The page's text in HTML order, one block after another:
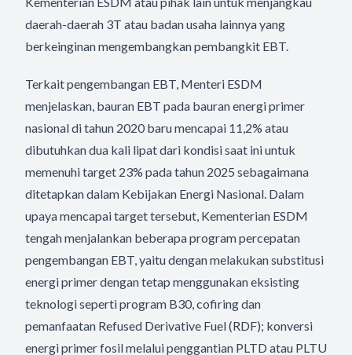
daerah-daerah 3T atau badan usaha lainnya yang
berkeinginan mengembangkan pembangkit EBT.
Terkait pengembangan EBT, Menteri ESDM
menjelaskan, bauran EBT pada bauran energi primer
nasional di tahun 2020 baru mencapai 11,2% atau
dibutuhkan dua kali lipat dari kondisi saat ini untuk
memenuhi target 23% pada tahun 2025 sebagaimana
ditetapkan dalam Kebijakan Energi Nasional. Dalam
upaya mencapai target tersebut, Kementerian ESDM
tengah menjalankan beberapa program percepatan
pengembangan EBT, yaitu dengan melakukan substitusi
energi primer dengan tetap menggunakan eksisting
teknologi seperti program B30, cofiring dan
pemanfaatan Refused Derivative Fuel (RDF); konversi
energi primer fosil melalui penggantian PLTD atau PLTU